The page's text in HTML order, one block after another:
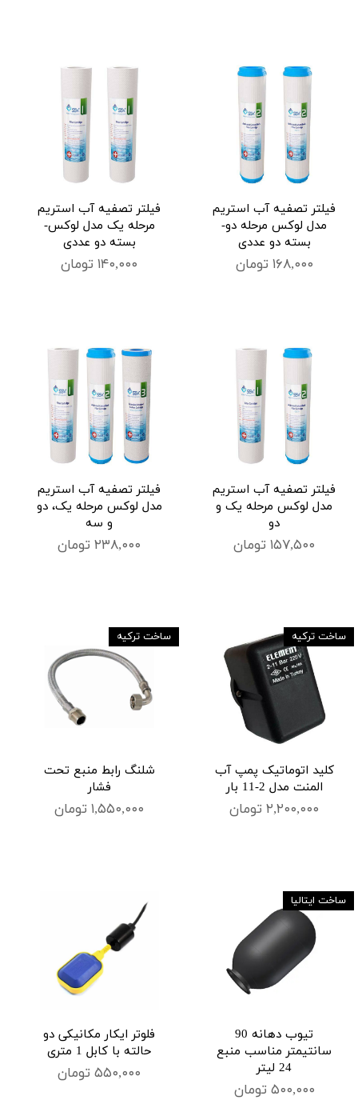
فیلتر تصفیه آب استریم
مدل لوکس مرحله دو-
بسته دو عددی
۱۶۸,۰۰۰ تومان
فیلتر تصفیه آب استریم
مرحله یک مدل لوکس-
بسته دو عددی
۱۴۰,۰۰۰ تومان
فیلتر تصفیه آب استریم
مدل لوکس مرحله یک و
دو
۱۵۷,۵۰۰ تومان
فیلتر تصفیه آب استریم
مدل لوکس مرحله یک، دو
و سه
۲۳۸,۰۰۰ تومان
کلید اتوماتیک پمپ آب
المنت مدل 2-11 بار
۲,۲۰۰,۰۰۰ تومان
ساخت ترکیه
شلنگ رابط منبع تحت
فشار
۱,۵۵۰,۰۰۰ تومان
ساخت ترکیه
تیوب دهانه 90
سانتیمتر مناسب منبع
24 لیتر
۵۰۰,۰۰۰ تومان
ساخت ایتالیا
فلوتر ایکار مکانیکی دو
حالته با کابل 1 متری
۵۵۰,۰۰۰ تومان